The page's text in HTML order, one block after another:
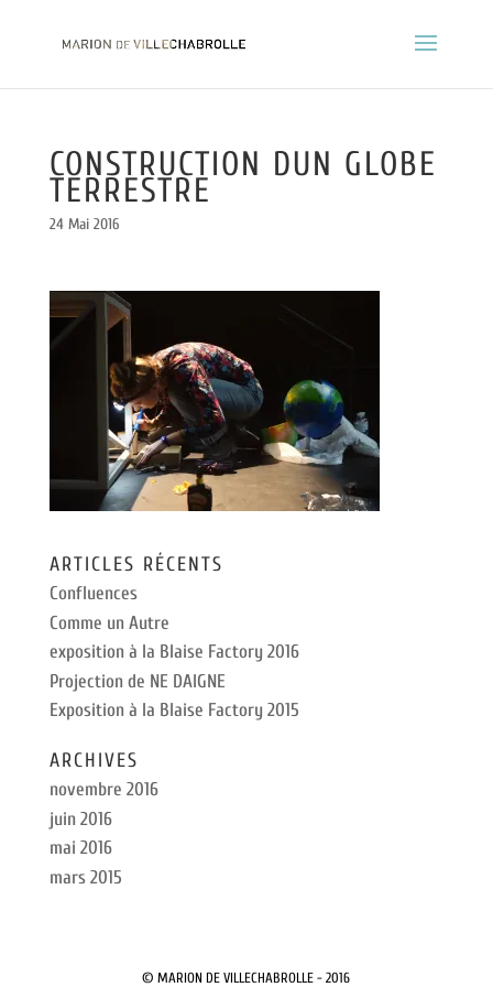
CONSTRUCTION DUN GLOBE
TERRESTRE
24 Mai 2016
ARTICLES RÉCENTS
Confluences
Comme un Autre
exposition à la Blaise Factory 2016
Projection de NE DAIGNE
Exposition à la Blaise Factory 2015
ARCHIVES
novembre 2016
juin 2016
mai 2016
mars 2015
© MARION DE VILLECHABROLLE - 2016